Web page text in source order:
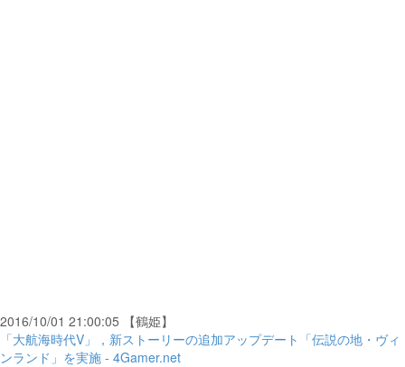
2016/10/01 21:00:05 【鶴姫】
「大航海時代V」，新ストーリーの追加アップデート「伝説の地・ヴィ
ンランド」を実施 - 4Gamer.net